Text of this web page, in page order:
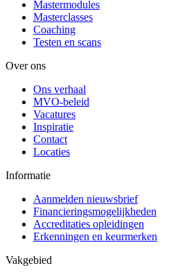
Mastermodules
Masterclasses
Coaching
Testen en scans
Over ons
Ons verhaal
MVO-beleid
Vacatures
Inspiratie
Contact
Locaties
Informatie
Aanmelden nieuwsbrief
Financieringsmogelijkheden
Accreditaties opleidingen
Erkenningen en keurmerken
Vakgebied